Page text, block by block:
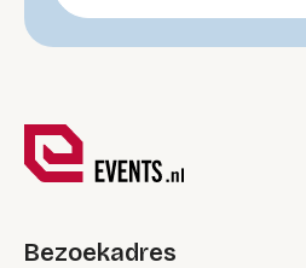
Bezoekadres